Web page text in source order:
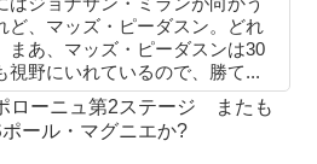
ど、マッズ・ピーダスン。どれ
まあ、マッズ・ピーダスンは30
視野にいれているので、勝て...
ローニュ第2ステージ またも
ール・マグニエか?